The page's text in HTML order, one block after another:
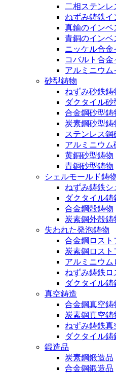
二相ステンレ
ねずみ鋳鉄
真鍮のインベ
青銅のインベ
ニッケル合
コバルト合
アルミニウ
砂型鋳物
ねずみ砂鉄鋳
ダクタイル砂
合金鋼砂型鋳
炭素鋼砂型鋳
ステンレス鋼
アルミニウム
黄銅砂型鋳物
青銅砂型鋳物
シェルモールド鋳
ねずみ鋳鉄シ
ダクタイル鋳
合金鋼殻鋳物
炭素鋼外殻鋳
失われた発泡鋳物
合金鋼ロスト
炭素鋼ロスト
アルミニウム
ねずみ鋳鉄ロ
ダクタイル
真空鋳造
合金鋼真空鋳
炭素鋼真空鋳
ねずみ鋳鉄真
ダクタイル鋳
鍛造品
炭素鋼鍛造品
合金鋼鍛造品